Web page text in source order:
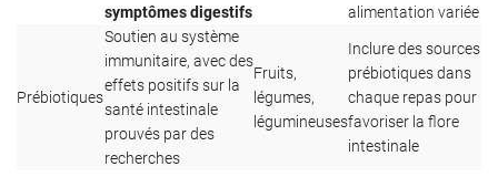
symptômes digestifs
alimentation variée
Prébiotiques
Soutien au système
immunitaire, avec des
effets positifs sur la
santé intestinale
prouvés par des
recherches
Fruits,
légumes,
légumineuses
Inclure des sources
prébiotiques dans
chaque repas pour
favoriser la flore
intestinale